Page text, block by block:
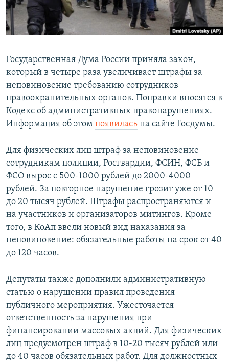
СОЦИАЛЬНЫЕ СЕТИ
Все сайты РСЕ/РС
Государственная Дума России приняла закон,
который в четыре раза увеличивает штрафы за
неповиновение требованию сотрудников
правоохранительных органов. Поправки вносятся в
Кодекс об административных правонарушениях.
Информация об этом появилась на сайте Госдумы.
Для физических лиц штраф за неповиновение
сотрудникам полиции, Росгвардии, ФСИН, ФСБ и
ФСО вырос с 500-1000 рублей до 2000-4000
рублей. За повторное нарушение грозит уже от 10
до 20 тысяч рублей. Штрафы распространяются и
на участников и организаторов митингов. Кроме
того, в КоАп ввели новый вид наказания за
неповиновение: обязательные работы на срок от 40
до 120 часов.
Депутаты также дополнили административную
статью о нарушении правил проведения
публичного мероприятия. Ужесточается
ответственность за нарушения при
финансировании массовых акций. Для физических
лиц предусмотрен штраф в 10-20 тысяч рублей или
до 40 часов обязательных работ. Для должностных